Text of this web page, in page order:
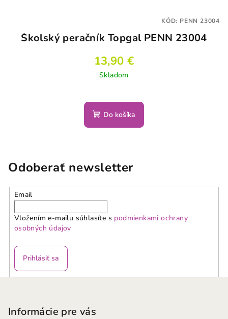
Školský peračník Topgal PENN 23004
13,90 €
Skladom
Do košíka
KÓD: PENN 23004
Odoberať newsletter
Email
Vložením e-mailu súhlasíte s podmienkami ochrany
osobných údajov
Prihlásiť sa
Informácie pre vás